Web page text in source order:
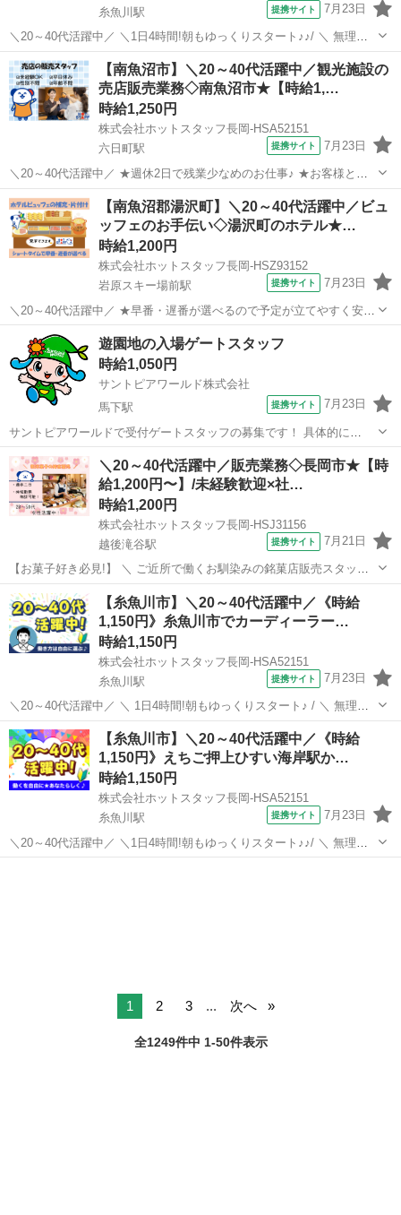
糸魚川駅
提携サイト 7月23日
＼20～40代活躍中／ ＼1日4時間!朝もゆっくりスタート♪♪/ ＼ 無理な
く続けられる安心環境★ / 地域密着型で安心の大手自動車ディーラー
の 糸魚川市大和川エリアにある店舗で 洗車スタッフの募集です ☆1日
4時間、朝1...
新潟 糸魚川市 糸魚川駅
【南魚沼市】＼20～40代活躍中／観光施設の
売店販売業務◇南魚沼市★【時給1,…
時給1,250円
株式会社ホットスタッフ長岡-HSA52151
六日町駅
提携サイト 7月23日
＼20～40代活躍中／ ★週休2日で残業少なめのお仕事♪ ★お客様と直
接関わることができるやりがいのなるお仕事♪
━━━━━━━━━━━━━━━━━━━━ 【仕事内容】 売店の販売
スタッフとしてお客様をおもてなしする仕...
新潟 南魚沼市 六日町駅 その他
【南魚沼郡湯沢町】＼20～40代活躍中／ビュ
ッフェのお手伝い◇湯沢町のホテル★…
時給1,200円
株式会社ホットスタッフ長岡-HSZ93152
岩原スキー場前駅
提携サイト 7月23日
＼20～40代活躍中／ ★早番・遅番が選べるので予定が立てやすく安定
的に働けます! ★休憩なしの実働6時間勤務なので効率的に稼いでプラ
イベート充実♪ ━━━━━━━━━━━━━━━━━━━━ 【仕事内
容】 リゾートホテ...
南魚沼市 岩原スキー場前駅 ホテル
遊園地の入場ゲートスタッフ
時給1,050円
サントピアワールド株式会社
馬下駅
提携サイト 7月23日
サントピアワールドで受付ゲートスタッフの募集です！ 具体的に
は・・・ ・チケット販売 ・チケットもぎり ・手首へフリーキップの
装着 などです！ アルバイト,パート ◎マイカー通勤OK ◎無料駐車場
あり 未経験スタート...
新潟 阿賀野市 馬下駅 ホテル
＼20～40代活躍中／販売業務◇長岡市★【時
給1,200円〜】/未経験歓迎×社…
時給1,200円
株式会社ホットスタッフ長岡-HSJ31156
越後滝谷駅
提携サイト 7月21日
【お菓子好き必見!】 ＼ ご近所で働くお馴染みの銘菓店販売スタッフ♪
/ ━━━━━━━━━━━━━━━━━━━━ 【 仕事内容 】 人気の
和洋菓子店での 接客・販売のお仕事です! 【接客・レジ対応】 商品の
案内、お会...
新潟 越後滝谷駅 その他
【糸魚川市】＼20～40代活躍中／《時給
1,150円》糸魚川市でカーディーラー…
時給1,150円
株式会社ホットスタッフ長岡-HSA52151
糸魚川駅
提携サイト 7月23日
＼20～40代活躍中／ ＼ 1日4時間!朝もゆっくりスタート♪ / ＼ 無理な
く続けられる安心環境★ / 地域密着型で安心の大手自動車ディーラー
の 糸魚川市大和川エリアにある店舗で 洗車スタッフの募集です ☆1日
4時...
新潟 糸魚川市 糸魚川駅
【糸魚川市】＼20～40代活躍中／《時給
1,150円》えちご押上ひすい海岸駅か…
時給1,150円
株式会社ホットスタッフ長岡-HSA52151
糸魚川駅
提携サイト 7月23日
＼20～40代活躍中／ ＼1日4時間!朝もゆっくりスタート♪♪/ ＼ 無理な
く続けられる安心環境★ / 地域密着型で安心の大手自動車ディーラー
1 2 3 ... 次へ
全1249件中 1-50件表示